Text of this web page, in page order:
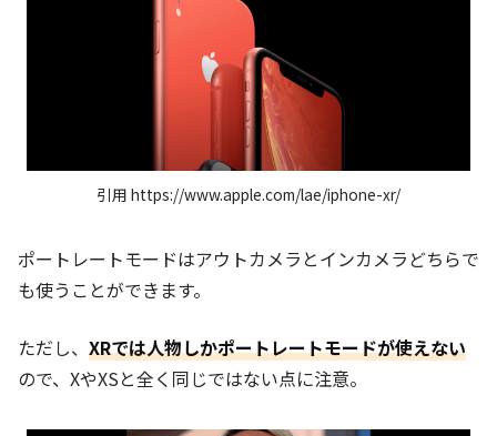
引用 https://www.apple.com/lae/iphone-xr/
ポートレートモードはアウトカメラとインカメラどちらで
も使うことができます。
ただし、 XRでは人物しかポートレートモードが使えない
ので、XやXSと全く同じではない点に注意。